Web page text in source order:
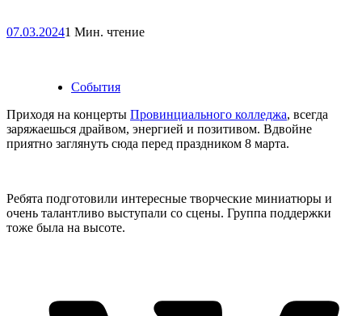
07.03.20241 Мин. чтение
PostedСобытия
Приходя на концерты Провинциального колледжа, всегда
заряжаешься драйвом, энергией и позитивом. Вдвойне
приятно заглянуть сюда перед праздником 8 марта.
Ребята подготовили интересные творческие миниатюры и
очень талантливо выступали со сцены. Группа поддержки
тоже была на высоте.